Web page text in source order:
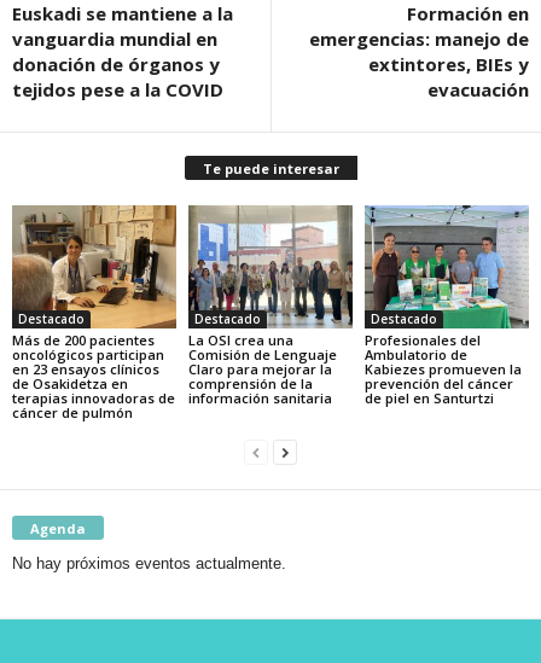
Euskadi se mantiene a la
vanguardia mundial en
donación de órganos y
tejidos pese a la COVID
Formación en
emergencias: manejo de
extintores, BIEs y
evacuación
Te puede interesar
Destacado
Más de 200 pacientes
oncológicos participan
en 23 ensayos clínicos
de Osakidetza en
terapias innovadoras de
cáncer de pulmón
Destacado
La OSI crea una
Comisión de Lenguaje
Claro para mejorar la
comprensión de la
información sanitaria
Destacado
Profesionales del
Ambulatorio de
Kabiezes promueven la
prevención del cáncer
de piel en Santurtzi
Agenda
No hay próximos eventos actualmente.